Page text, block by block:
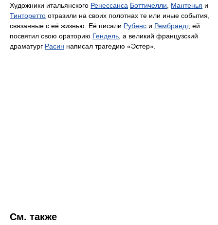
Художники итальянского Ренессанса Боттичелли, Мантенья и
Тинторетто отразили на своих полотнах те или иные события,
связанные с её жизнью. Её писали Рубенс и Рембрандт, ей
посвятил свою ораторию Гендель, а великий французский
драматург Расин написал трагедию «Эстер».
См. также